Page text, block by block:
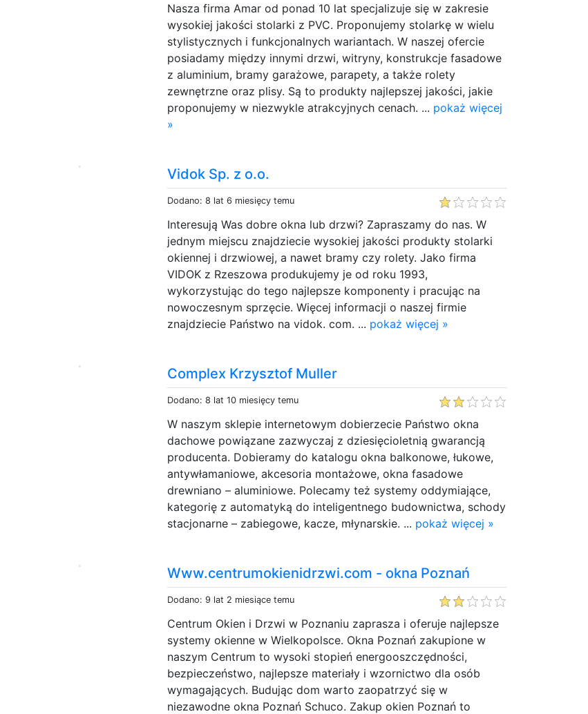
Nasza firma Amar od ponad 10 lat specjalizuje się w zakresie
wysokiej jakości stolarki z PVC. Proponujemy stolarkę w wielu
stylistycznych i funkcjonalnych wariantach. W naszej ofercie
posiadamy między innymi drzwi, witryny, konstrukcje fasadowe
z aluminium, bramy garażowe, parapety, a także rolety
zewnętrzne oraz plisy. Są to produkty najlepszej jakości, jakie
proponujemy w niezwykle atrakcyjnych cenach. ... pokaż więcej
»
Vidok Sp. z o.o.
Dodano: 8 lat 6 miesięcy temu
Interesują Was dobre okna lub drzwi? Zapraszamy do nas. W
jednym miejscu znajdziecie wysokiej jakości produkty stolarki
okiennej i drzwiowej, a nawet bramy czy rolety. Jako firma
VIDOK z Rzeszowa produkujemy je od roku 1993,
wykorzystując do tego najlepsze komponenty i pracując na
nowoczesnym sprzęcie. Więcej informacji o naszej firmie
znajdziecie Państwo na vidok. com. ... pokaż więcej »
Complex Krzysztof Muller
Dodano: 8 lat 10 miesięcy temu
W naszym sklepie internetowym dobierzecie Państwo okna
dachowe powiązane zazwyczaj z dziesięcioletnią gwarancją
producenta. Dobieramy do katalogu okna balkonowe, łukowe,
antywłamaniowe, akcesoria montażowe, okna fasadowe
drewniano – aluminiowe. Polecamy też systemy oddymiające,
kategorię z automatyką do inteligentnego budownictwa, schody
stacjonarne – zabiegowe, kacze, młynarskie. ... pokaż więcej »
Www.centrumokienidrzwi.com - okna Poznań
Dodano: 9 lat 2 miesiące temu
Centrum Okien i Drzwi w Poznaniu zaprasza i oferuje najlepsze
systemy okienne w Wielkopolsce. Okna Poznań zakupione w
naszym Centrum to wysoki stopień energooszczędności,
bezpieczeństwo, najlepsze materiały i wzornictwo dla osób
wymagających. Budując dom warto zaopatrzyć się w
niezawodne okna Poznań Schuco. Zakup okien Poznań to